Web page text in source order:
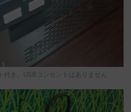
付き。USBコンセントはありません